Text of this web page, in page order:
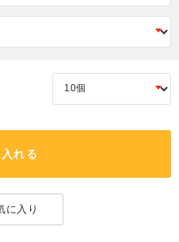
れる
に入り